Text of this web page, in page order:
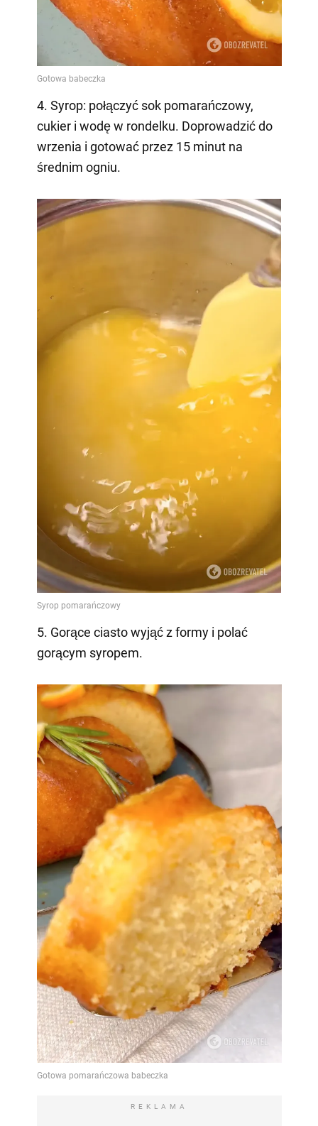
4. Syrop: połączyć sok pomarańczowy,
cukier i wodę w rondelku. Doprowadzić do
wrzenia i gotować przez 15 minut na
średnim ogniu.
5. Gorące ciasto wyjąć z formy i polać
gorącym syropem.
REKLAMA